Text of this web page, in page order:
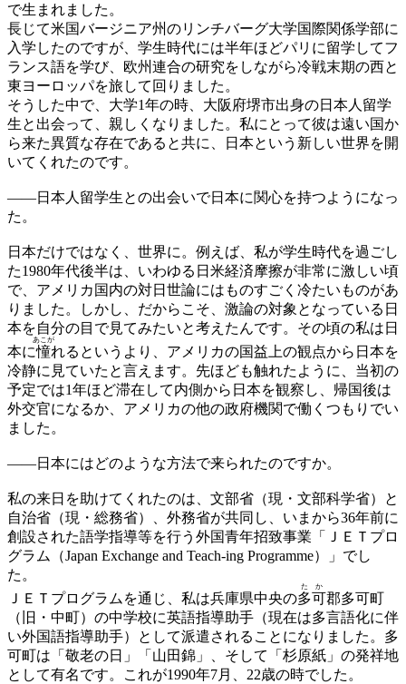
で生まれました。
長じて米国バージニア州のリンチバーグ大学国際関係学部に
入学したのですが、学生時代には半年ほどパリに留学してフ
ランス語を学び、欧州連合の研究をしながら冷戦末期の西と
東ヨーロッパを旅して回りました。
そうした中で、大学1年の時、大阪府堺市出身の日本人留学
生と出会って、親しくなりました。私にとって彼は遠い国か
ら来た異質な存在であると共に、日本という新しい世界を開
いてくれたのです。
——日本人留学生との出会いで日本に関心を持つようになっ
た。
日本だけではなく、世界に。例えば、私が学生時代を過ごし
た1980年代後半は、いわゆる日米経済摩擦が非常に激しい頃
で、アメリカ国内の対日世論にはものすごく冷たいものがあ
りました。しかし、だからこそ、激論の対象となっている日
本を自分の目で見てみたいと考えたんです。その頃の私は日
本に憧
あこが
れるというより、アメリカの国益上の観点から日本を
冷静に見ていたと言えます。先ほども触れたように、当初の
予定では1年ほど滞在して内側から日本を観察し、帰国後は
外交官になるか、アメリカの他の政府機関で働くつもりでい
ました。
——日本にはどのような方法で来られたのですか。
私の来日を助けてくれたのは、文部省（現・文部科学省）と
自治省（現・総務省）、外務省が共同し、いまから36年前に
創設された語学指導等を行う外国青年招致事業「ＪＥＴプロ
グラム（Japan Exchange and Teach-ing Programme）」でし
た。
ＪＥＴプログラムを通じ、私は兵庫県中央の多可
たか
郡多可町
（旧・中町）の中学校に英語指導助手（現在は多言語化に伴
い外国語指導助手）として派遣されることになりました。多
可町は「敬老の日」「山田錦」、そして「杉原紙」の発祥地
として有名です。これが1990年7月、22歳の時でした。